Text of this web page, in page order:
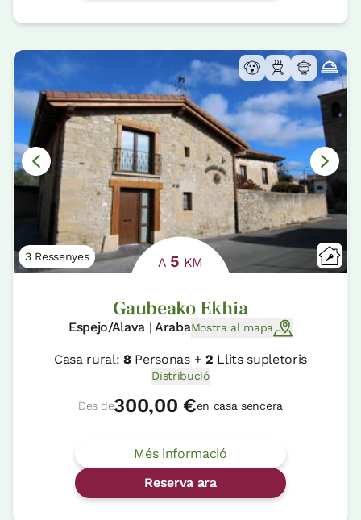
3 Ressenyes A 5 KM
Gaubeako Ekhia
Espejo/Alava | ArabaMostra al mapa
Casa rural:8Personas + 2 Llits supletoris
Distribució
Des de300,00 €en casa sencera
Més informació
Reserva ara